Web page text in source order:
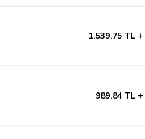
1.539,75 TL
989,84 TL